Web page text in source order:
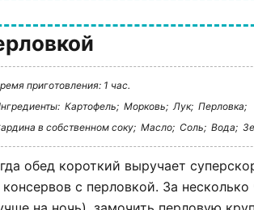
приготовления: 1 час.
Картофель; Морковь; Лук; Перловка;
в собственном соку; Масло; Соль; Вода;
обед короткий выручает
консервов с перловкой. За несколько